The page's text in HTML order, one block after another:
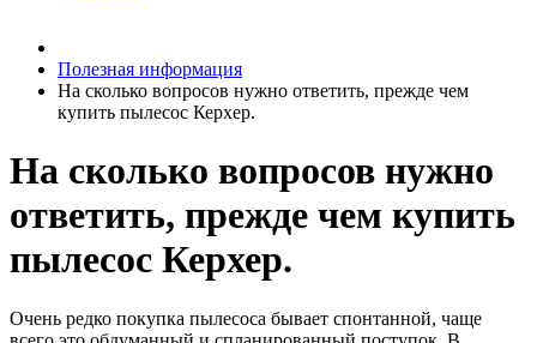
Полезная информация
На сколько вопросов нужно ответить, прежде чем
купить пылесос Керхер.
На сколько вопросов нужно
ответить, прежде чем купить
пылесос Керхер.
Очень редко покупка пылесоса бывает спонтанной, чаще